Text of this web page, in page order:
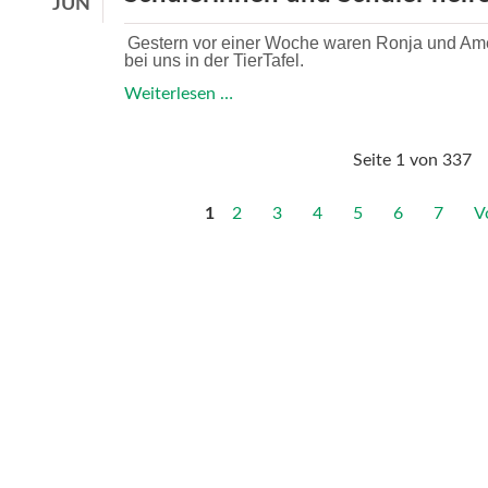
JUN
Gestern vor einer Woche waren Ronja und
bei uns in der TierTafel.
Weiterlesen …
Seite 1 von 337
1 2 3 4 5 6 7